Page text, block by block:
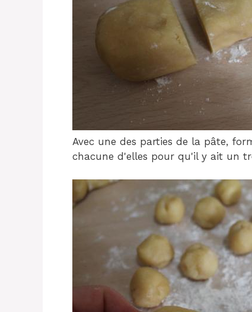
Avec une des parties de la pâte,
chacune d'elles pour qu'il y ait un